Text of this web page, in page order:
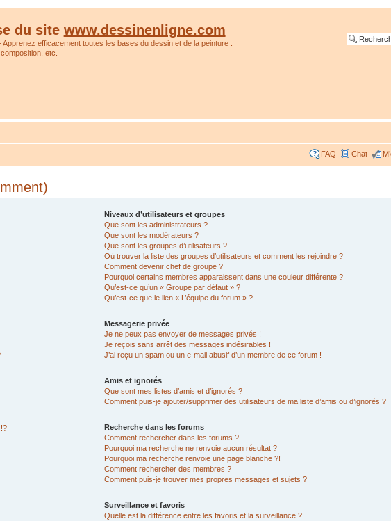
du site www.dessinenligne.com
efficacement toutes les bases du dessin et de la peinture :
etc.
FAQ Chat
Niveaux d’utilisateurs et groupes
Que sont les administrateurs ?
Que sont les modérateurs ?
Que sont les groupes d’utilisateurs ?
Où trouver la liste des groupes d’utilisateurs et comment les rejoindre ?
Comment devenir chef de groupe ?
Pourquoi certains membres apparaissent dans une couleur différente ?
Qu’est-ce qu’un « Groupe par défaut » ?
Qu’est-ce que le lien « L’équipe du forum » ?
Messagerie privée
Je ne peux pas envoyer de messages privés !
Je reçois sans arrêt des messages indésirables !
J’ai reçu un spam ou un e-mail abusif d’un membre de ce forum !
Amis et ignorés
Que sont mes listes d’amis et d’ignorés ?
Comment puis-je ajouter/supprimer des utilisateurs de ma liste d’amis ou d’ignorés ?
Recherche dans les forums
Comment rechercher dans les forums ?
Pourquoi ma recherche ne renvoie aucun résultat ?
Pourquoi ma recherche renvoie une page blanche ?!
Comment rechercher des membres ?
Comment puis-je trouver mes propres messages et sujets ?
Surveillance et favoris
Quelle est la différence entre les favoris et la surveillance ?